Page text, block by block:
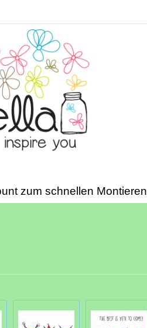
zum schnellen Montieren